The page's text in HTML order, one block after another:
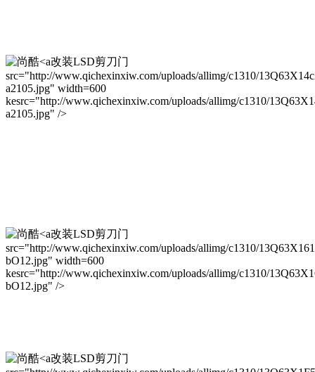
改装LSD剪刀门
src="http://www.qichexinxiw.com/uploads/allimg/c1310/
a2105.jpg" width=600
kesrc="http://www.qichexinxiw.com/uploads/allimg/c1310/
a2105.jpg" />
改装LSD剪刀门
src="http://www.qichexinxiw.com/uploads/allimg/c1310/
bO12.jpg" width=600
kesrc="http://www.qichexinxiw.com/uploads/allimg/c1310/
bO12.jpg" />
改装LSD剪刀门